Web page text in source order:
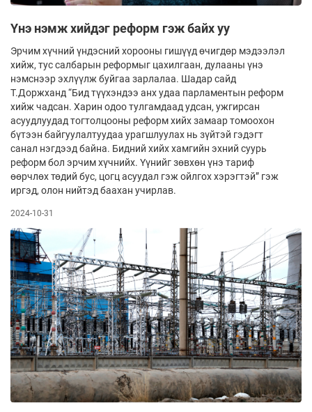
Үнэ нэмж хийдэг реформ гэж байх уу
Эрчим хүчний үндэсний хорооны гишүүд өчигдөр мэдээлэл
хийж, тус салбарын реформыг цахилгаан, дулааны үнэ
нэмснээр эхлүүлж буйгаа зарлалаа. Шадар сайд
Т.Доржханд “Бид түүхэндээ анх удаа парламентын реформ
хийж чадсан. Харин одоо тулгамдаад удсан, ужгирсан
асуудлуудад тогтолцооны реформ хийх замаар томоохон
бүтээн байгуулалтуудаа урагшлуулах нь зүйтэй гэдэгт
санал нэгдээд байна. Бидний хийх хамгийн эхний суурь
реформ бол эрчим хүчнийх. Үүнийг зөвхөн үнэ тариф
өөрчлөх төдий бус, цогц асуудал гэж ойлгох хэрэгтэй” гэж
иргэд, олон нийтэд баахан учирлав.
2024-10-31